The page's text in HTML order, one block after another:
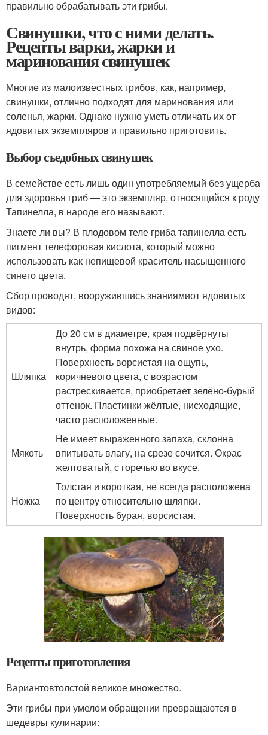
правильно обрабатывать эти грибы.
Свинушки, что с ними делать.
Рецепты варки, жарки и
маринования свинушек
Многие из малоизвестных грибов, как, например,
свинушки, отлично подходят для маринования или
соленья, жарки. Однако нужно уметь отличать их от
ядовитых экземпляров и правильно приготовить.
Выбор съедобных свинушек
В семействе есть лишь один употребляемый без ущерба
для здоровья гриб — это экземпляр, относящийся к роду
Тапинелла, в народе его называют.
Знаете ли вы? В плодовом теле гриба тапинелла есть
пигмент телефоровая кислота, который можно
использовать как непищевой краситель насыщенного
синего цвета.
Сбор проводят, вооружившись знаниямиот ядовитых
видов:
Шляпка
До 20 см в диаметре, края подвёрнуты
внутрь, форма похожа на свиное ухо.
Поверхность ворсистая на ощупь,
коричневого цвета, с возрастом
растрескивается, приобретает зелёно-бурый
оттенок. Пластинки жёлтые, нисходящие,
часто расположенные.
Мякоть
Не имеет выраженного запаха, склонна
впитывать влагу, на срезе сочится. Окрас
желтоватый, с горечью во вкусе.
Ножка
Толстая и короткая, не всегда расположена
по центру относительно шляпки.
Поверхность бурая, ворсистая.
Рецепты приготовления
Вариантовтолстой великое множество.
Эти грибы при умелом обращении превращаются в
шедевры кулинарии: